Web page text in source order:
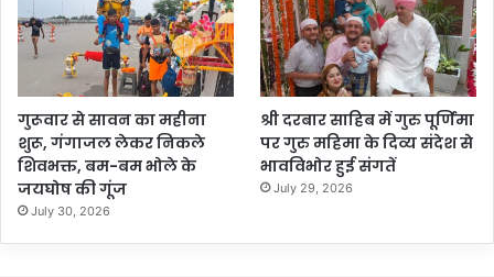
गुरूवार से सावन का महीना
शुरू, गंगाजल लेकर निकले
शिवभक्त, बम-बम भोले के
जयघोष की गूंज
July 30, 2026
श्री दरबार साहिब में गुरु पूर्णिमा
पर गुरु महिमा के दिव्य संदेश से
भावविभोर हुई संगतें
July 29, 2026